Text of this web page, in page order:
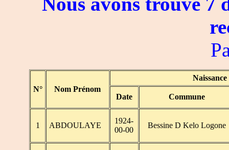
N° Nom Prénom
Naissance
Date Commune
1 ABDOULAYE
1924-
00-00
Bessine D Kelo Logone